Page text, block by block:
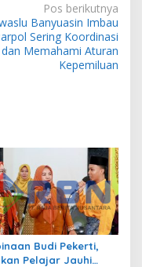
Pos berikutnya
Banyuasin Imbau
Sering Koordinasi
dan Memahami Aturan
Kepemiluan
Budi Pekerti,
Pelajar Jauhi